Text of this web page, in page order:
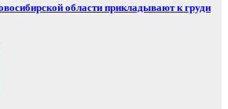
области прикладывают к груди